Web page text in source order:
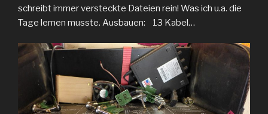
schreibt immer versteckte Dateien rein! Was ich u.a. die
Tage lernen musste. Ausbauen: 13 Kabel…